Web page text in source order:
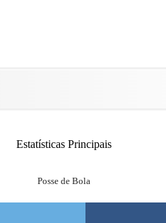
Estatísticas Principais
Posse de Bola